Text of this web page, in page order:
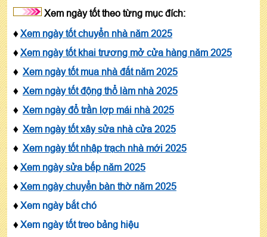
Xem ngày tốt theo từng mục đích:
♦Xem ngày tốt chuyển nhà năm 2025
♦Xem ngày tốt khai trương mở cửa hàng năm 2025
♦ Xem ngày tốt mua nhà đất năm 2025
♦ Xem ngày tốt động thổ làm nhà 2025
♦ Xem ngày đổ trần lợp mái nhà 2025
♦ Xem ngày tốt xây sửa nhà cửa 2025
♦ Xem ngày tốt nhập trạch nhà mới 2025
♦Xem ngày sửa bếp năm 2025
♦Xem ngày chuyển bàn thờ năm 2025
♦Xem ngày bắt chó
♦Xem ngày tốt treo bảng hiệu